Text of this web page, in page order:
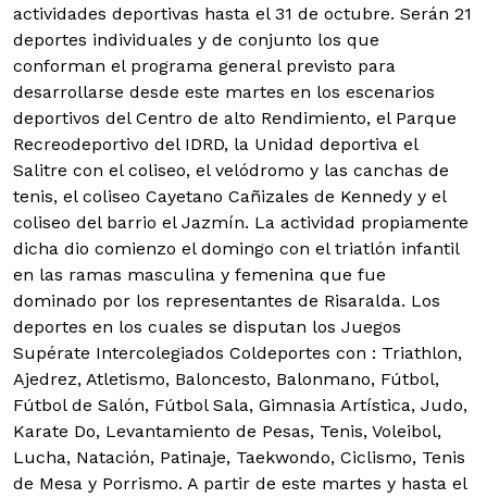
actividades deportivas hasta el 31 de octubre. Serán 21
deportes individuales y de conjunto los que
conforman el programa general previsto para
desarrollarse desde este martes en los escenarios
deportivos del Centro de alto Rendimiento, el Parque
Recreodeportivo del IDRD, la Unidad deportiva el
Salitre con el coliseo, el velódromo y las canchas de
tenis, el coliseo Cayetano Cañizales de Kennedy y el
coliseo del barrio el Jazmín. La actividad propiamente
dicha dio comienzo el domingo con el triatlón infantil
en las ramas masculina y femenina que fue
dominado por los representantes de Risaralda. Los
deportes en los cuales se disputan los Juegos
Supérate Intercolegiados Coldeportes con : Triathlon,
Ajedrez, Atletismo, Baloncesto, Balonmano, Fútbol,
Fútbol de Salón, Fútbol Sala, Gimnasia Artística, Judo,
Karate Do, Levantamiento de Pesas, Tenis, Voleibol,
Lucha, Natación, Patinaje, Taekwondo, Ciclismo, Tenis
de Mesa y Porrismo. A partir de este martes y hasta el